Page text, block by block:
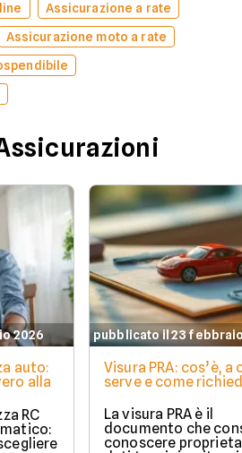
Assicurazione a rate
Assicurazione moto a rate
2026
auto:
alla
RC
pubblicato il 23
Visura PRA: cos’è, a
serve e come
La visura PRA è il
documento che
conoscere